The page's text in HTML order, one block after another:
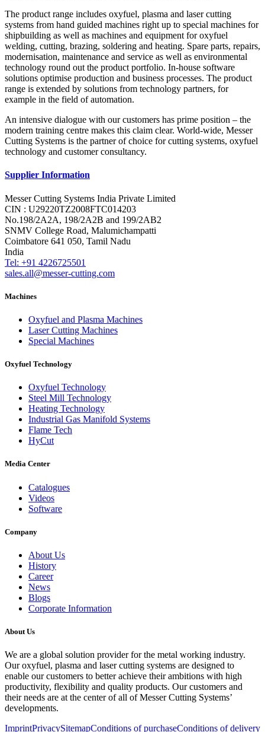
The product range includes oxyfuel, plasma and laser cutting
systems from hand guided machines right up to special machines for
shipbuilding as well as machines and equipment for oxyfuel
welding, cutting, brazing, soldering and heating. Spare parts, repairs,
modernisation, maintenance and service as well as environmental
technology round out the product portfolio. In-house software
solutions optimise production and business processes. The product
range is extended by solutions from technology partners, for
example in the field of automation.
An intensive dialogue with our customers has prime position – the
modern training centre makes this claim clear. World-wide, Messer
Cutting Systems is the partner of choice for cutting systems, oxyfuel
technology and customer consultancy.
Supplier Information
Messer Cutting Systems India Private Limited
CIN : U29220TZ2008FTC014203
No.198/2A2A, 198/2A2B and 199/2AB2
SNMV College Road, Malumichampatti
Coimbatore 641 050, Tamil Nadu
India
Tel: +91 4226725501
sales.all@messer-cutting.com
Machines
Oxyfuel and Plasma Machines
Laser Cutting Machines
Special Machines
Oxyfuel Technology
Oxyfuel Technology
Steel Mill Technology
Heating Technology
Industrial Gas Manifold Systems
Flame Tech
HyCut
Media Center
Catalogues
Videos
Software
Company
About Us
History
Career
News
Blogs
Corporate Information
About Us
We are a global solution provider for the metal working industry.
Our oxyfuel, plasma and laser cutting systems are designed to
enable our customers to better achieve their ambitions with high
productivity, flexibility and quality products. Our customers and
their needs are at the center of all of Messer Cutting Systems’
developments.
ImprintPrivacySitemapConditions of purchaseConditions of delivery